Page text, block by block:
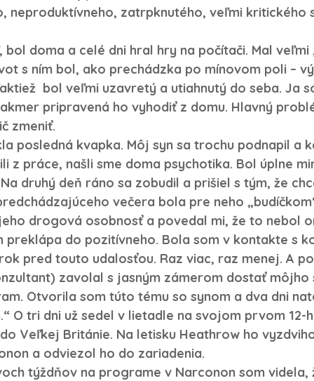
neproduktívneho, zatrpknutého, veľmi kritického
bol doma a celé dni hral hry na počítači. Mal
s ním bol, ako prechádzka po mínovom poli –
bol veľmi uzavretý a utiahnutý do seba. Ja
pripravená ho vyhodiť z domu. Hlavný
zmeniť.
posledná kvapka. Môj syn sa trochu podnapil a
z práce, našli sme doma psychotika. Bol úplne
druhý deň ráno sa zobudil a prišiel s tým, že
večera bola pre neho
drogová osobnosť a povedal mi, že to nebol
preklápa do pozitívneho. Bola som v kontakte s
pred touto udalosťou. Raz viac, raz menej. A
zavolal s jasným zámerom dostať
Otvorila som túto tému so synom a dva dni
O tri dni už sedel v lietadle na svojom prvom
Veľkej Británie. Na letisku Heathrow ho
a odviezol ho do zariadenia.
týždňov na programe v Narconon som